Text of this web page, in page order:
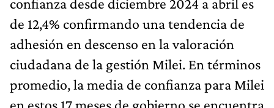
confianza desde diciembre 2024 a abril es
de 12,4% confirmando una tendencia de
adhesión en descenso en la valoración
ciudadana de la gestión Milei. En términos
promedio, la media de confianza para Milei
en estos 17 meses de gobierno se encuentra